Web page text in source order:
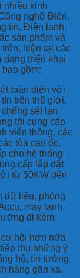
nhiều kinh
nghệ Điện,
tin, Điện lạnh,
sản phẩm và
hiện tại các
đang triển khai
gồm:
toàn diện với
trên thế giới.
sét lan
tôi cung cấp
viễn thông, các
tòa cao ốc.
cho hệ thống
cấp lắp đặt
từ 50KW đến
dữ liệu, phòng
máy lạnh
đi kèm
cơ hội hơn nữa
thu những ý
hộ, tin tưởng
hàng gần xa.